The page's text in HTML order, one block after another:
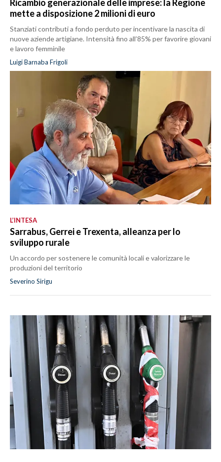
Ricambio generazionale delle imprese: la Regione
mette a disposizione 2 milioni di euro
Stanziati contributi a fondo perduto per incentivare la nascita di
nuove aziende artigiane. Intensità fino all’85% per favorire giovani
e lavoro femminile
Luigi Barnaba Frigoli
L’INTESA
Sarrabus, Gerrei e Trexenta, alleanza per lo
sviluppo rurale
Un accordo per sostenere le comunità locali e valorizzare le
produzioni del territorio
Severino Sirigu